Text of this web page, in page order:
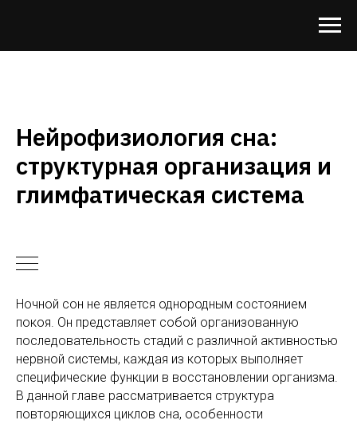
Нейрофизиология сна:
структурная организация и
глимфатическая система
Ночной сон не является однородным состоянием
покоя. Он представляет собой организованную
последовательность стадий с различной активностью
нервной системы, каждая из которых выполняет
специфические функции в восстановлении организма.
В данной главе рассматривается структура
повторяющихся циклов сна, особенности